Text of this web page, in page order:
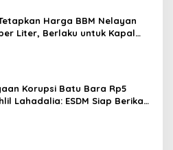
Harga BBM Nelayan
Liter, Berlaku untuk Kapal
Korupsi Batu Bara Rp5
Lahadalia: ESDM Siap Berikan